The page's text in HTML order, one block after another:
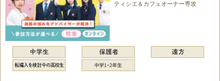
ティシエ＆カフェオーナー専攻